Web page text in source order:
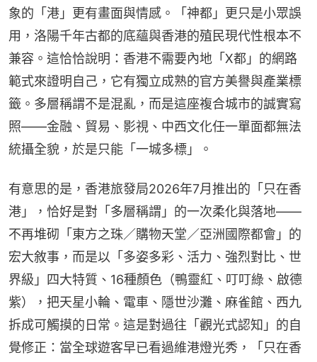
象的「港」更有畫面與情感。「神都」更只是小眾誤
用，洛陽千年古都的底蘊與香港的殖民現代性根本不
兼容。這恰恰說明：香港不需要內地「X都」的網路
範式來證明自己，它有獨立成熟的官方美譽與產業標
籤。多層稱謂不是混亂，而是這座複合城市的誠實寫
照——金融、貿易、影視、中西文化任一單面都無法
統攝全貌，於是只能「一城多標」。
有意思的是，香港旅發局2026年7月推出的「只在香
港」，恰好是對「多層稱謂」的一次柔化與落地——
不再堆砌「東方之珠／購物天堂／亞洲國際都會」的
宏大敘事，而是以「多姿多彩、活力、強烈對比、世
界級」四大特質、16種顏色（鴨靈紅、叮叮綠、啟德
紫），把天星小輪、電車、隱世沙灘、麻雀館、西九
拆成可觸摸的日常。這是對過往「觀光式認知」的自
覺修正：當全球遊客早已看過維港燈光秀，「只在香